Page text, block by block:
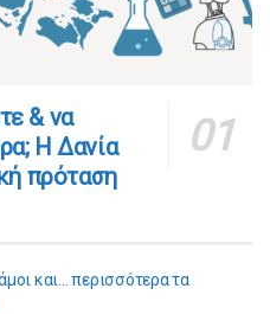
& να
Η Δανία
πρόταση
και… περισσότερα τα